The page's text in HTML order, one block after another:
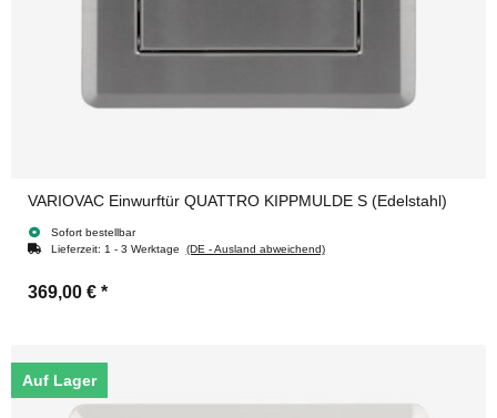
VARIOVAC Einwurftür QUATTRO KIPPMULDE S (Edelstahl)
Sofort bestellbar
Lieferzeit: 1 - 3 Werktage (DE - Ausland abweichend)
369,00 € *
Auf Lager